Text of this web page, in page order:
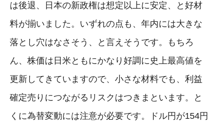
は後退、日本の新政権は想定以上に安定、と好材
料が揃いました。いずれの点も、年内には大きな
落とし穴はなさそう、と言えそうです。もちろ
ん、株価は日米ともにかなり好調に史上最高値を
更新してきていますので、小さな材料でも、利益
確定売りにつながるリスクはつきまといます。と
くに為替変動には注意が必要です。ドル円が154円